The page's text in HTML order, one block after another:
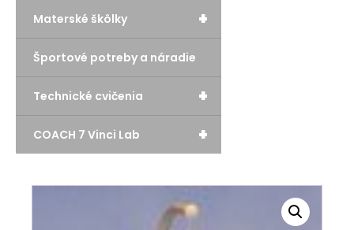
+
Materské škôlky
Športové potreby a náradie
+
Technické cvičenia
+
COACH 7 Vinci Lab